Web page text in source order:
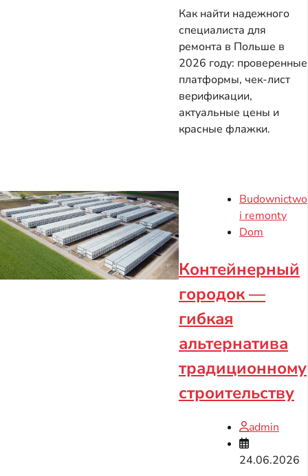
Как найти надежного
специалиста для
ремонта в Польше в
2026 году: проверенные
платформы, чек-лист
верификации,
актуальные цены и
красные флажки.
Budownictwo
i remonty
Dom
Контейнерный
городок —
гибкая
альтернатива
традиционному
строительству
admin
24.06.2026